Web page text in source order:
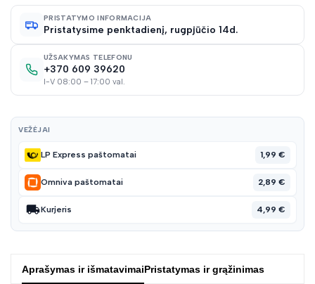
PRISTATYMO INFORMACIJA
Pristatysime penktadienį, rugpjūčio 14d.
UŽSAKYMAS TELEFONU
+370 609 39620
I-V 08:00 – 17:00 val.
VEŽĖJAI
LP Express paštomatai 1,99 €
Omniva paštomatai 2,89 €
Kurjeris 4,99 €
Aprašymas ir išmatavimaiPristatymas ir grąžinimas